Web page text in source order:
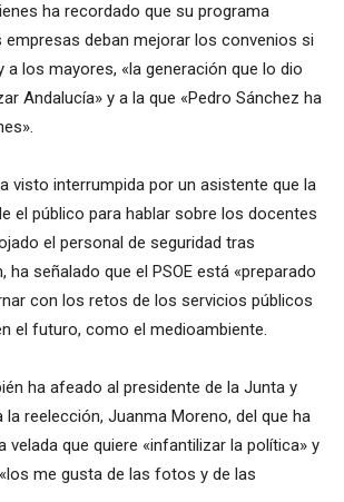
ha recordado que su programa
empresas deban mejorar los convenios si
a los mayores, «la generación que lo dio
Andalucía» y a la que «Pedro Sánchez ha
visto interrumpida por un asistente que la
el público para hablar sobre los docentes
el personal de seguridad tras
ha señalado que el PSOE está «preparado
con los retos de los servicios públicos
el futuro, como el medioambiente.
ha afeado al presidente de la Junta y
la reelección, Juanma Moreno, del que ha
velada que quiere «infantilizar la política» y
me gusta de las fotos y de las